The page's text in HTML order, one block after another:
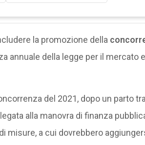
la promozione della
annuale della legge per il mercato
del 2021, dopo un parto
alla manovra di finanza
misure, a cui dovrebbero